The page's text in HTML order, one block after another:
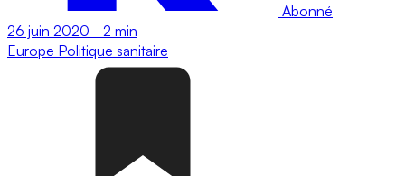
Abonné
26 juin 2020 - 2 min
Europe Politique sanitaire